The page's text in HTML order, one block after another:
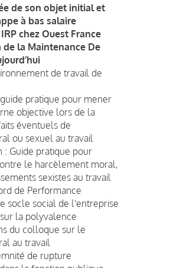
de son objet initial et
à bas salaire
IRP chez Ouest France
de la Maintenance De
de travail de
pratique pour mener
objective lors de la
éventuels de
ou sexuel au travail
: Guide pratique pour
le harcèlement moral,
sexistes au travail
de Performance
socle social de l'entreprise
sur la polyvalence
du colloque sur le
au travail
de rupture